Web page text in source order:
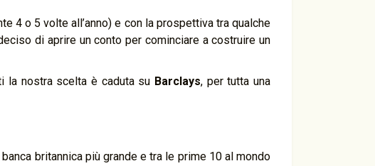
4 o 5 volte all’anno) e con la prospettiva tra qualche
di aprire un conto per cominciare a costruire un
la nostra scelta è caduta su Barclays, per tutta una
britannica più grande e tra le prime 10 al mondo